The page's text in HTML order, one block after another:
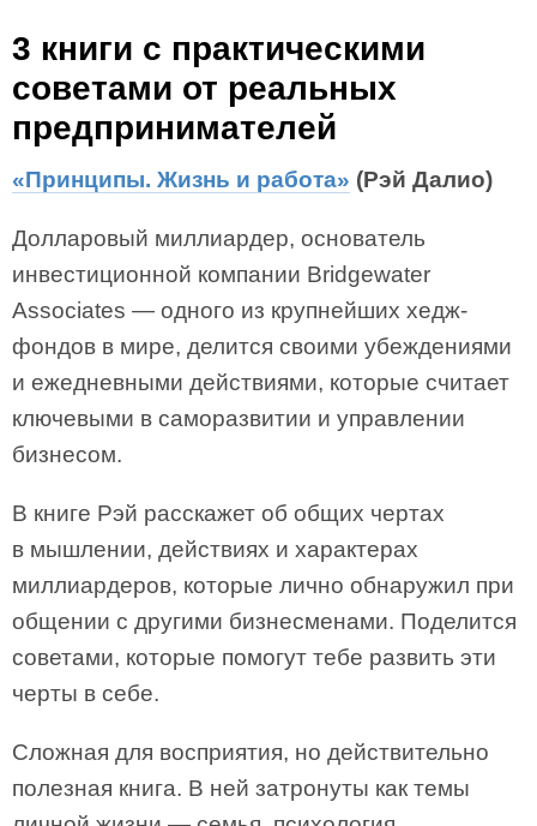
3 книги с практическими
советами от реальных
предпринимателей
«Принципы. Жизнь и работа» (Рэй Далио)
Долларовый миллиардер, основатель
инвестиционной компании Bridgewater
Associates — одного из крупнейших хедж-
фондов в мире, делится своими убеждениями
и ежедневными действиями, которые считает
ключевыми в саморазвитии и управлении
бизнесом.
В книге Рэй расскажет об общих чертах
в мышлении, действиях и характерах
миллиардеров, которые лично обнаружил при
общении с другими бизнесменами. Поделится
советами, которые помогут тебе развить эти
черты в себе.
Сложная для восприятия, но действительно
полезная книга. В ней затронуты как темы